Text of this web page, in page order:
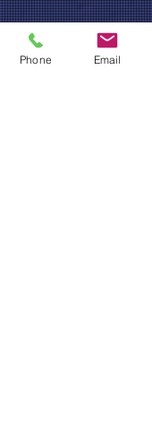
Phone Email